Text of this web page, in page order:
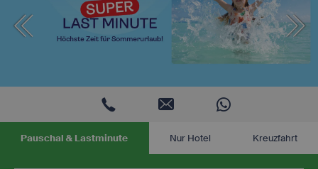
Pauschal & Lastminute Nur Hotel Kreuzfahrt